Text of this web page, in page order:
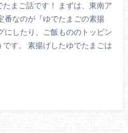
まご話です！ まずは、東南ア
番なのが『ゆでたまごの素揚
にしたり、ご飯もののトッピン
す。 素揚げしたゆでたまごは